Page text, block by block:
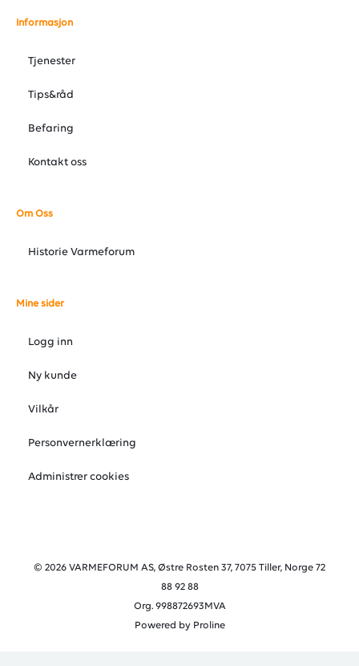
Informasjon
Tjenester
Tips&råd
Befaring
Kontakt oss
Om Oss
Historie Varmeforum
Mine sider
Logg inn
Ny kunde
Vilkår
Personvernerklæring
Administrer cookies
© 2026 VARMEFORUM AS, Østre Rosten 37, 7075 Tiller, Norge 72
88 92 88
Org. 998872693MVA
Powered by Proline